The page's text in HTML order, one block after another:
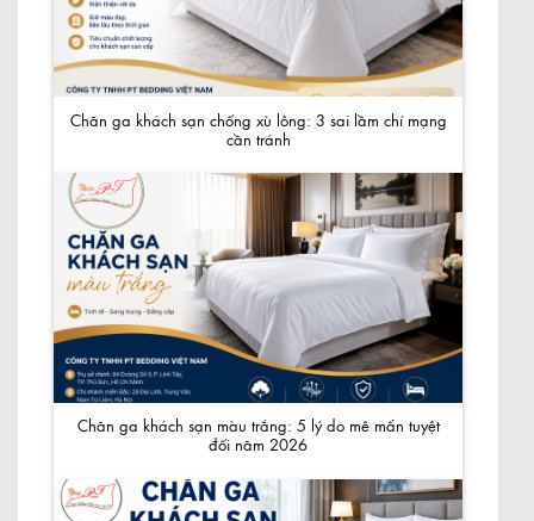
Chăn ga khách sạn chống xù lông: 3 sai lầm chí mạng
cần tránh
Chăn ga khách sạn màu trắng: 5 lý do mê mẩn tuyệt
đối năm 2026